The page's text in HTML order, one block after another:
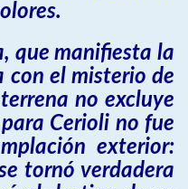
que manifiesta la
el misterio de
no excluye
Cerioli no fue
exterior:
tornó verdadera